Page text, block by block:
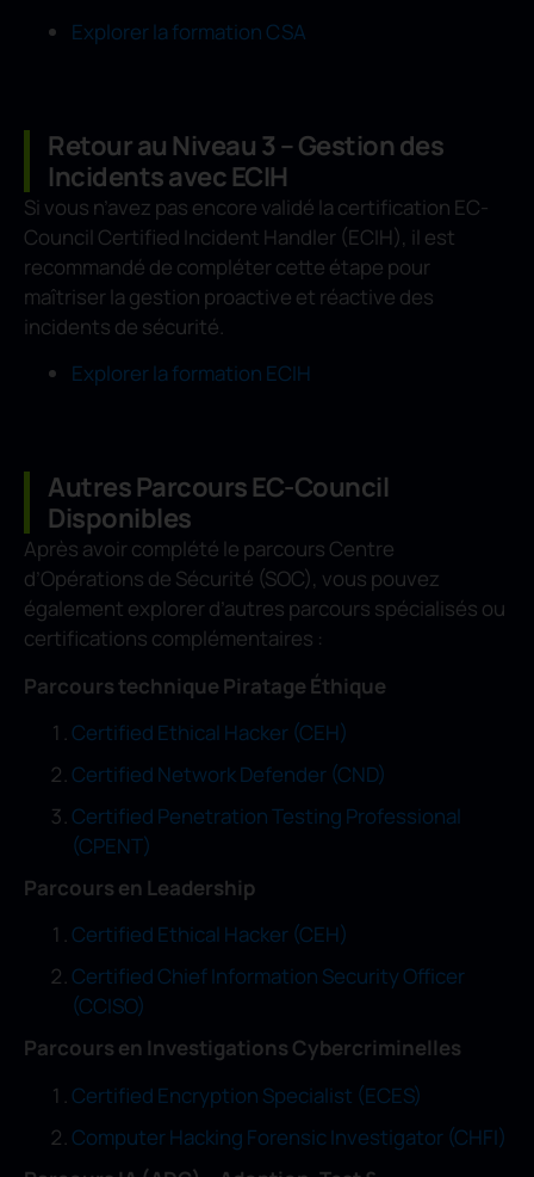
Explorer la formation CSA
Retour au Niveau 3 – Gestion des
Incidents avec ECIH
Si vous n’avez pas encore validé la certification EC-
Council Certified Incident Handler (ECIH), il est
recommandé de compléter cette étape pour
maîtriser la gestion proactive et réactive des
incidents de sécurité.
Explorer la formation ECIH
Autres Parcours EC-Council
Disponibles
Après avoir complété le parcours Centre
d’Opérations de Sécurité (SOC), vous pouvez
également explorer d’autres parcours spécialisés ou
certifications complémentaires :
Parcours technique Piratage Éthique
Certified Ethical Hacker (CEH)
Certified Network Defender (CND)
Certified Penetration Testing Professional
(CPENT)
Parcours en Leadership
Certified Ethical Hacker (CEH)
Certified Chief Information Security Officer
(CCISO)
Parcours en Investigations Cybercriminelles
Certified Encryption Specialist (ECES)
Computer Hacking Forensic Investigator (CHFI)